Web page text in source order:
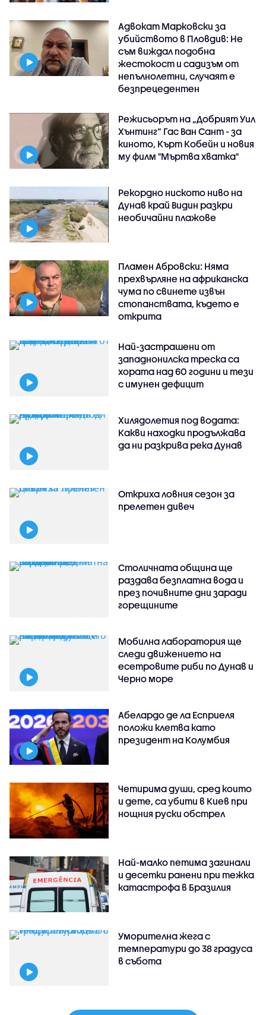
Адвокат Марковски за
убийството в Пловдив: Не
съм виждал подобна
жестокост и садизъм от
непълнолетни, случаят е
безпрецедентен
Режисьорът на „Добрият Уил
Хънтинг“ Гас Ван Сант - за
киното, Кърт Кобейн и новия
му филм "Мъртва хватка"
Рекордно ниското ниво на
Дунав край Видин разкри
необичайни плажове
Пламен Абровски: Няма
прехвърляне на африканска
чума по свинете извън
стопанствата, където е
открита
Най-застрашени от
западнонилска треска са
хората над 60 години и тези
с имунен дефицит
Хилядолетия под водата:
Какви находки продължава
да ни разкрива река Дунав
Откриха ловния сезон за
прелетен дивеч
Столичната община ще
раздава безплатна вода и
през почивните дни заради
горещините
Мобилна лаборатория ще
следи движението на
есетровите риби по Дунав и
Черно море
Абелардо де ла Есприеля
положи клетва като
президент на Колумбия
Четирима души, сред които
и дете, са убити в Киев при
нощния руски обстрел
Най-малко петима загинали
и десетки ранени при тежка
катастрофа в Бразилия
Уморителна жега с
температури до 38 градуса
в събота